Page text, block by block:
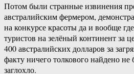
Потом были странные извинения
австралийским фермером,
на конкурсе красоты да и вообще
туристов на зелёный континент за
400 австралийских долларов за
факту ничего толкового найдено
заглохло.